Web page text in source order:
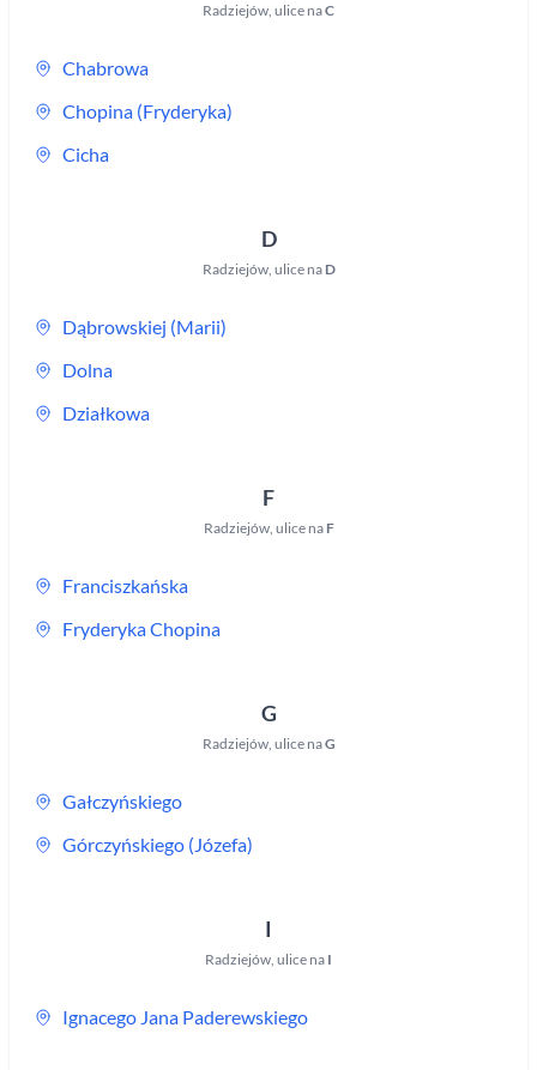
Radziejów, ulice naC
Chabrowa
Chopina (Fryderyka)
Cicha
D
Radziejów, ulice na D
Dąbrowskiej (Marii)
Dolna
Działkowa
F
Radziejów, ulice na F
Franciszkańska
Fryderyka Chopina
G
Radziejów, ulice naG
Gałczyńskiego
Górczyńskiego (Józefa)
I
Radziejów, ulice na I
Ignacego Jana Paderewskiego